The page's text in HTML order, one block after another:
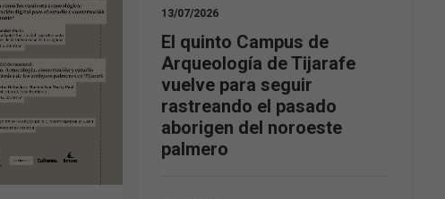
13/07/2026
El quinto Campus de
Arqueología de Tijarafe
vuelve para seguir
rastreando el pasado
aborigen del noroeste
palmero